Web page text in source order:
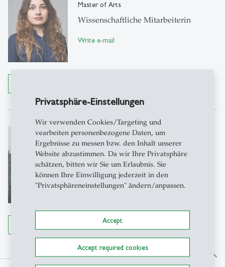
Privatsphäre-Einstellungen
Wir verwenden Cookies/Targeting und
vearbeiten personenbezogene Daten, um
Ergebnisse zu messen bzw. den Inhalt unserer
Website abzustimmen. Da wir Ihre Privatsphäre
schätzen, bitten wir Sie um Erlaubnis. Sie
können Ihre Einwilligung jederzeit in den
"Privatsphäreneinstellungen" ändern/anpassen.
Accept
Accept required cookies
Master of Arts
Wissenschaftliche Mitarbeiterin
Write e-mail
Alvaro Pastor
Master in Science
Wissenschaftlicher Mitarbeiter
Write e-mail
north